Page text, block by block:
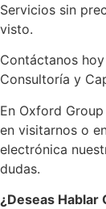
Servicios sin
visto.
Contáctanos
Consultoría y
En Oxford
en visitarnos o
electrónica
dudas.
¿Deseas Hablar